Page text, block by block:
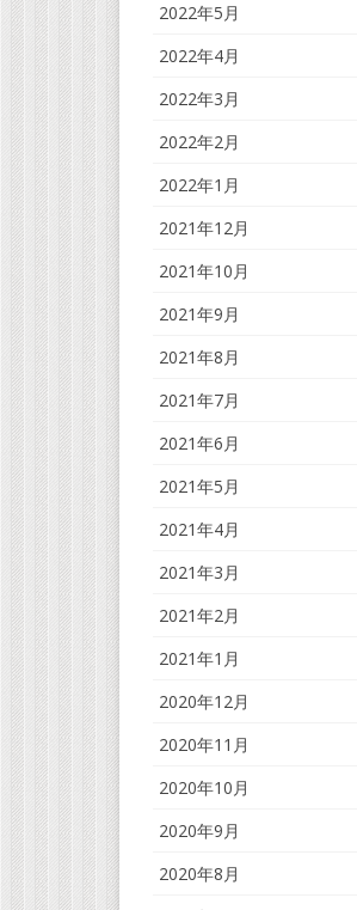
2022年5月
2022年4月
2022年3月
2022年2月
2022年1月
2021年12月
2021年10月
2021年9月
2021年8月
2021年7月
2021年6月
2021年5月
2021年4月
2021年3月
2021年2月
2021年1月
2020年12月
2020年11月
2020年10月
2020年9月
2020年8月